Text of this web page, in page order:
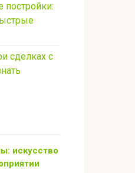
постройки:
сделках с
искусство